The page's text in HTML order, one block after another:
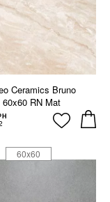
Ceramics Bruno
RN Mat
60x60